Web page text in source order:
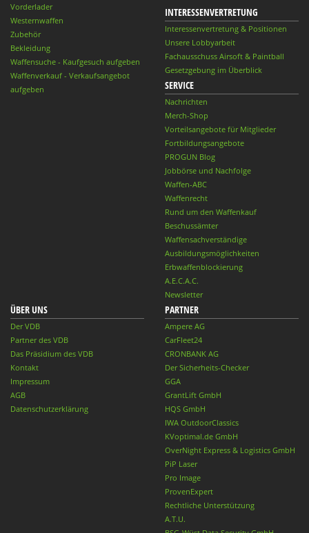
Vorderlader
Westernwaffen
Zubehör
Bekleidung
Waffensuche - Kaufgesuch aufgeben
Waffenverkauf - Verkaufsangebot
aufgeben
INTERESSENVERTRETUNG
Interessenvertretung & Positionen
Unsere Lobbyarbeit
Fachausschuss Airsoft & Paintball
Gesetzgebung im Überblick
SERVICE
Nachrichten
Merch-Shop
Vorteilsangebote für Mitglieder
Fortbildungsangebote
PROGUN Blog
Jobbörse und Nachfolge
Waffen-ABC
Waffenrecht
Rund um den Waffenkauf
Beschussämter
Waffensachverständige
Ausbildungsmöglichkeiten
Erbwaffenblockierung
A.E.C.A.C.
Newsletter
ÜBER UNS
Der VDB
Partner des VDB
Das Präsidium des VDB
Kontakt
Impressum
AGB
Datenschutzerklärung
PARTNER
Ampere AG
CarFleet24
CRONBANK AG
Der Sicherheits-Checker
GGA
GrantLift GmbH
HQS GmbH
IWA OutdoorClassics
KVoptimal.de GmbH
OverNight Express & Logistics GmbH
PiP Laser
Pro Image
ProvenExpert
Rechtliche Unterstützung
A.T.U.